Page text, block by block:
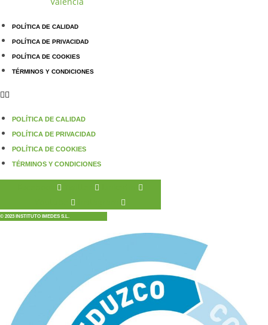
POLÍTICA DE CALIDAD
POLÍTICA DE PRIVACIDAD
POLÍTICA DE COOKIES
TÉRMINOS Y CONDICIONES
POLÍTICA DE CALIDAD
POLÍTICA DE PRIVACIDAD
POLÍTICA DE COOKIES
TÉRMINOS Y CONDICIONES
© 2023 INSTITUTO IMEDES S.L.